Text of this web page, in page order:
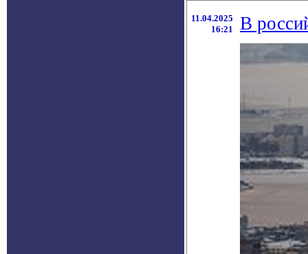
11.04.2025
16:21
В